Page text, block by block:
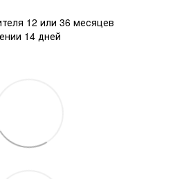
12 или 36 месяцев
14 дней